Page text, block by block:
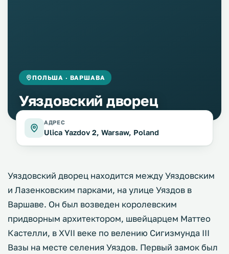
ПОЛЬША · ВАРШАВА
Уяздовский дворец
АДРЕС
Ulica Yazdov 2, Warsaw, Poland
Уяздовский дворец находится между Уяздовским
и Лазенковским парками, на улице Уяздов в
Варшаве. Он был возведен королевским
придворным архитектором, швейцарцем Маттео
Кастелли, в XVII веке по велению Сигизмунда III
Вазы на месте селения Уяздов. Первый замок был